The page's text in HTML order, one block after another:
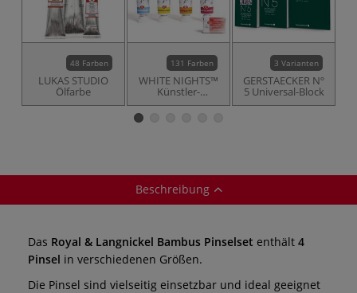
48 Farben
LUKAS STUDIO
Ölfarbe
131 Farben
WHITE NIGHTS™
Künstler-
Aquarellfarbe,
3 Varianten
GERSTAECKER Nº
5 Universal-Block
Beschreibung
Das Royal & Langnickel Bambus Pinselset enthält 4
Pinsel in verschiedenen Größen.
Die Pinsel sind vielseitig einsetzbar und ideal geeignet